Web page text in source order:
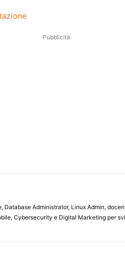
Pubblicità
Database Administrator, Linux Admin,
Cybersecurity e Digital Marketing per